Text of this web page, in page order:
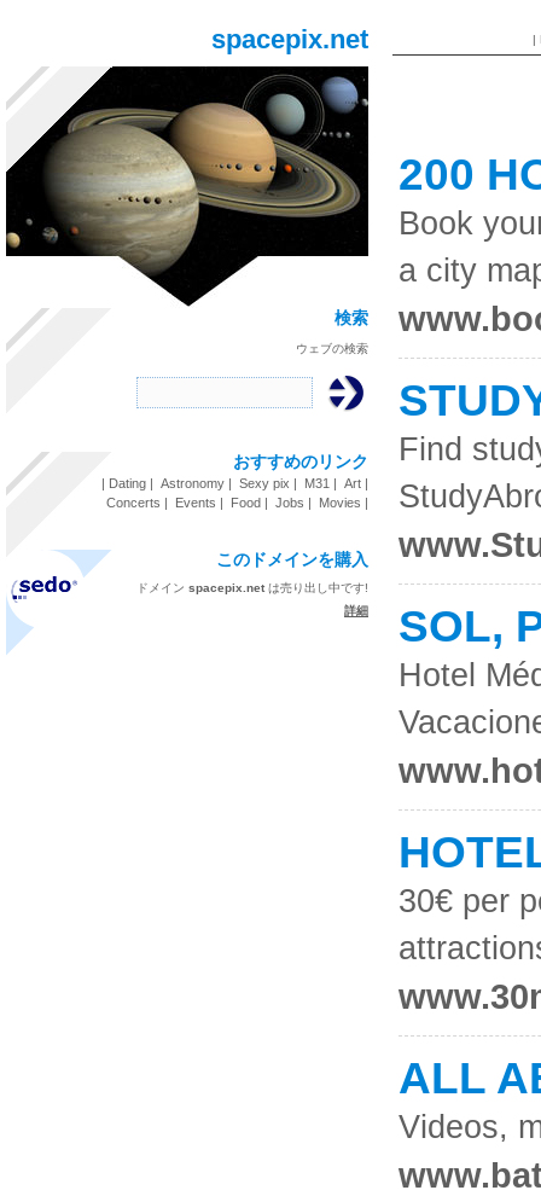
spacepix.net
検索
ウェブの検索
おすすめのリンク
| Dating | Astronomy | Sexy pix | M31 | Art |
Concerts | Events | Food | Jobs | Movies |
このドメインを購入
ドメイン spacepix.net は売り出し中です!
詳細
|
200
Book
a city
Find
SOL,
Hotel
30€ per
ALL
Videos,